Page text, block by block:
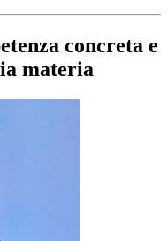
concreta e
materia